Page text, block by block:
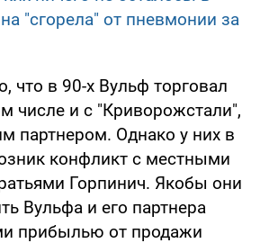
"сгорела" от пневмонии за
что в 90-х Вульф торговал
числе и с "Криворожстали",
партнером. Однако у них в
конфликт с местными
Горпинич. Якобы они
Вульфа и его партнера
прибылью от продажи